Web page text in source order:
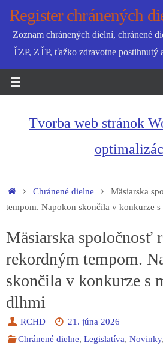
SkipRegister chránených
Zoznam chránených dielní, chránené
ŤZP, ZŤP, ťažko zdravotne postihnutý
Tvorba web stránok
HomeChránené dielne
Mäsiarska
tempom. Napokon skončila v konkurze
Mäsiarska spoločnosť
rekordným tempom.
skončila v konkurze s
dlhmi
RCHD
21. júna 2026
Chránené dielne,Legislatíva,Novinky